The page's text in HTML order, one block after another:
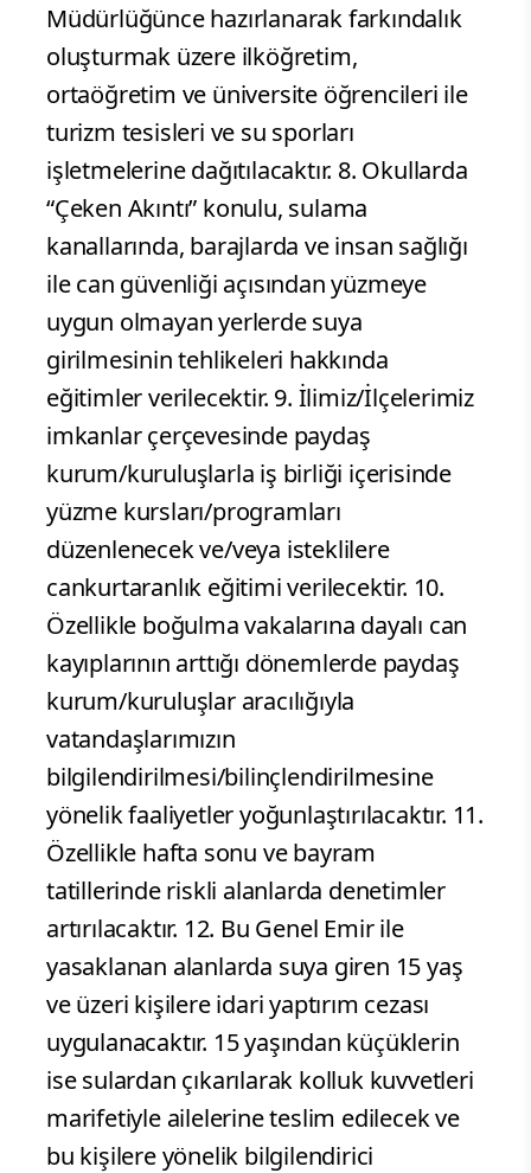
Müdürlüğünce hazırlanarak farkındalık
oluşturmak üzere ilköğretim,
ortaöğretim ve üniversite öğrencileri ile
turizm tesisleri ve su sporları
işletmelerine dağıtılacaktır. 8. Okullarda
“Çeken Akıntı” konulu, sulama
kanallarında, barajlarda ve insan sağlığı
ile can güvenliği açısından yüzmeye
uygun olmayan yerlerde suya
girilmesinin tehlikeleri hakkında
eğitimler verilecektir. 9. İlimiz/İlçelerimiz
imkanlar çerçevesinde paydaş
kurum/kuruluşlarla iş birliği içerisinde
yüzme kursları/programları
düzenlenecek ve/veya isteklilere
cankurtaranlık eğitimi verilecektir. 10.
Özellikle boğulma vakalarına dayalı can
kayıplarının arttığı dönemlerde paydaş
kurum/kuruluşlar aracılığıyla
vatandaşlarımızın
bilgilendirilmesi/bilinçlendirilmesine
yönelik faaliyetler yoğunlaştırılacaktır. 11.
Özellikle hafta sonu ve bayram
tatillerinde riskli alanlarda denetimler
artırılacaktır. 12. Bu Genel Emir ile
yasaklanan alanlarda suya giren 15 yaş
ve üzeri kişilere idari yaptırım cezası
uygulanacaktır. 15 yaşından küçüklerin
ise sulardan çıkarılarak kolluk kuvvetleri
marifetiyle ailelerine teslim edilecek ve
bu kişilere yönelik bilgilendirici